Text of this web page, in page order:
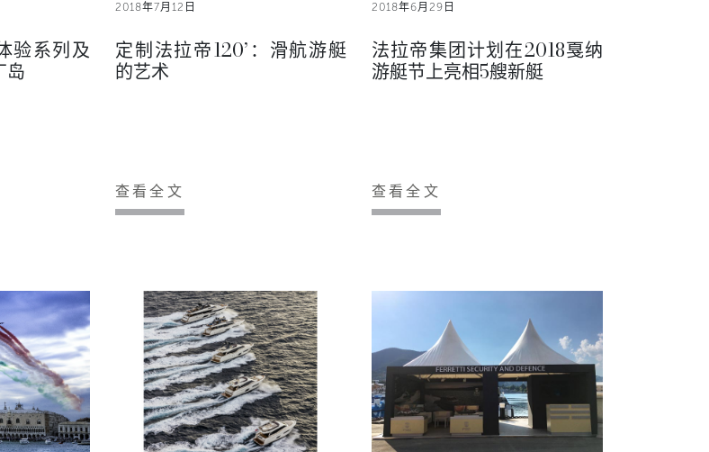
验系列及
岛
2018年7月12日
定制法拉帝120’：滑航游艇
的艺术
查看全文
2018年6月29日
法拉帝集团计划在2018戛纳
游艇节上亮相5艘新艇
查看全文